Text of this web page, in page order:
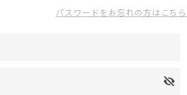
パスワードをお忘れの方はこちら